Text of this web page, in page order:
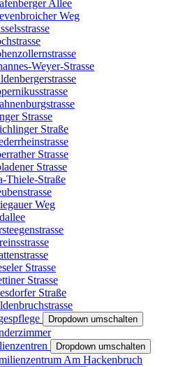
Allee
Weg
Weyer-Strasse
Strasse
Straße
Strasse
Strasse
Thiele-Straße
Weg
Strasse
Strasse
Straße
Dropdown umschalten
Dropdown umschalten
Am Hackenbruch